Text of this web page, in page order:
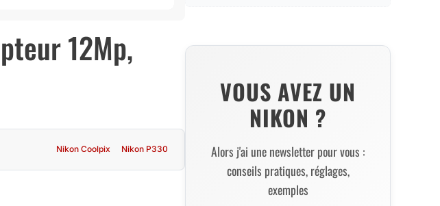
12Mp,
Nikon Coolpix Nikon P330
VOUS AVEZ UN
NIKON ?
Alors j'ai une newsletter pour vous :
conseils pratiques, réglages,
exemples